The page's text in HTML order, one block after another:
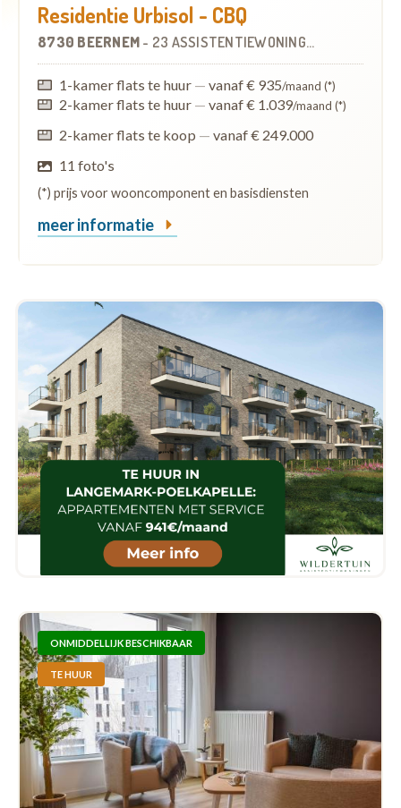
Residentie Urbisol - CBQ
8730 BEERNEM - 23 ASSISTENTIEWONINGEN
1-kamer flats te huur — vanaf € 935/maand (*)
2-kamer flats te huur — vanaf € 1.039/maand (*)
2-kamer flats te koop — vanaf € 249.000
11 foto's
(*) prijs voor wooncomponent en basisdiensten
meer informatie
ONMIDDELLIJK BESCHIKBAAR
TE HUUR